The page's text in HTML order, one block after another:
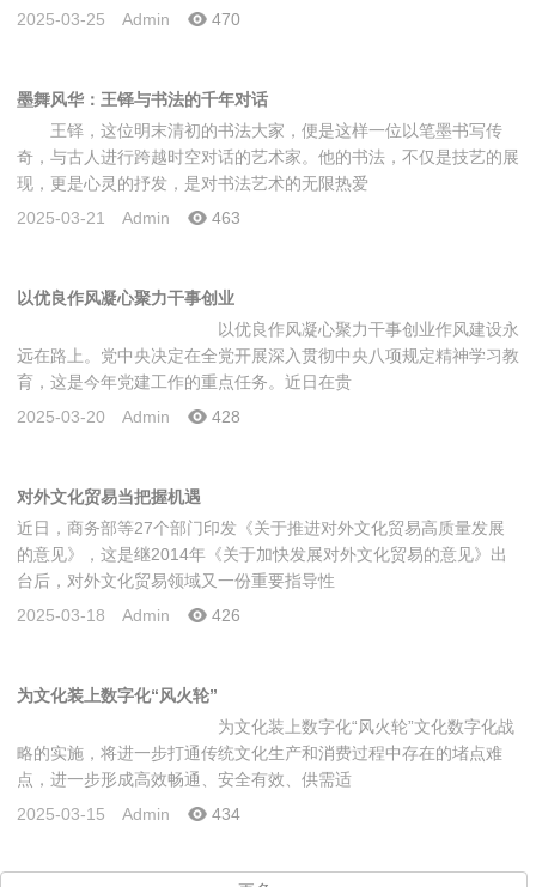
2025-03-25
Admin 470
墨舞风华：王铎与书法的千年对话
王铎，这位明末清初的书法大家，便是这样一位以笔墨书写传
奇，与古人进行跨越时空对话的艺术家。他的书法，不仅是技艺的展
现，更是心灵的抒发，是对书法艺术的无限热爱
2025-03-21
Admin 463
以优良作风凝心聚力干事创业
以优良作风凝心聚力干事创业作风建设永
远在路上。党中央决定在全党开展深入贯彻中央八项规定精神学习教
育，这是今年党建工作的重点任务。近日在贵
2025-03-20
Admin 428
对外文化贸易当把握机遇
近日，商务部等27个部门印发《关于推进对外文化贸易高质量发展
的意见》，这是继2014年《关于加快发展对外文化贸易的意见》出
台后，对外文化贸易领域又一份重要指导性
2025-03-18
Admin 426
为文化装上数字化“风火轮”
为文化装上数字化“风火轮”文化数字化战
略的实施，将进一步打通传统文化生产和消费过程中存在的堵点难
点，进一步形成高效畅通、安全有效、供需适
2025-03-15
Admin 434